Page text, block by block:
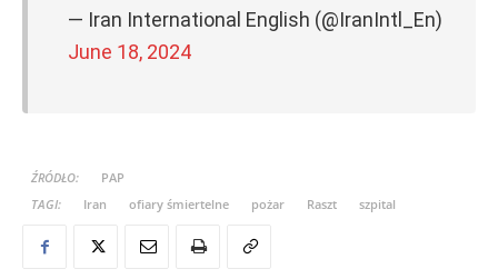
— Iran International English (@IranIntl_En)
June 18, 2024
ŹRÓDŁO:
PAP
TAGI:
Iran ofiary śmiertelne pożar Raszt szpital